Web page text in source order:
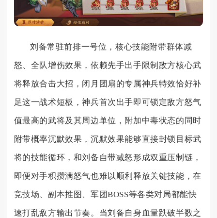
刘备常驻前排一号位，核心技能附带群体减
怒、全队增伤效果，依赖先手出手限制敌方核心武
将释放合击大招，闭月团扇的专属神兵特效恰好补
足这一战术短板，神兵首次出手即可锁定敌方怒气
值最高的武将及其周边单位，附加中毒状态的同时
附带概率沉默效果，沉默效果能够直接封锁目标武
将的技能循环，和刘备自带减怒形成双重压制链，
即便对手积攒满怒气也难以顺利释放关键技能，在
竞技场、副本推图、军团BOSS等各类对局都能快
速打乱敌方输出节奏。当刘备自身血量跌破半数之